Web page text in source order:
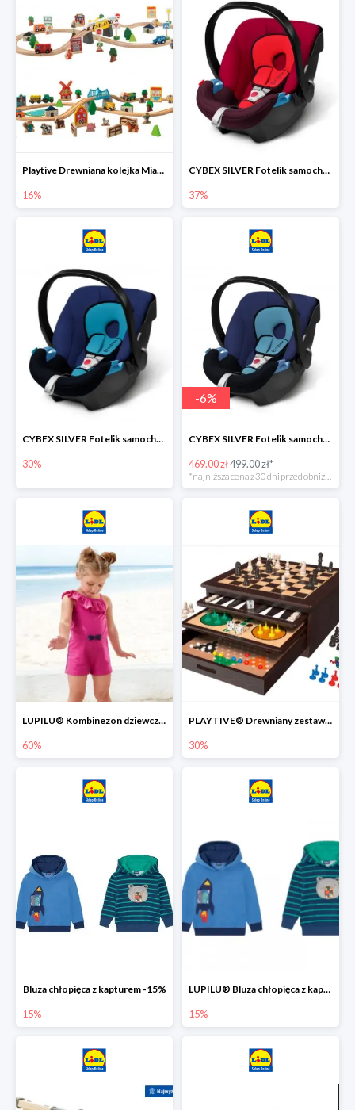
Playtive Drewniana kolejka Miasto lub Farma
16%
CYBEX SILVER Fotelik samochodowy
37%
CYBEX SILVER Fotelik samochodowy -30%
30%
-6%
CYBEX SILVER Fotelik samochodowy + dostawa gratis!
469.00 zł499.00 zł*
*najniższa cena z 30 dni przed obniżką
LUPILU® Kombinezon dziewczęcy z bawełny
60%
PLAYTIVE® Drewniany zestaw gier 10 w 1
30%
Bluza chłopięca z kapturem -15%
15%
LUPILU® Bluza chłopięca z kapturem
15%